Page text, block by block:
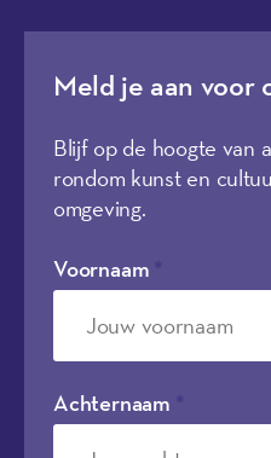
Meld je aan voor
Blijf op de hoogte van
rondom kunst en
omgeving.
Voornaam
Achternaam